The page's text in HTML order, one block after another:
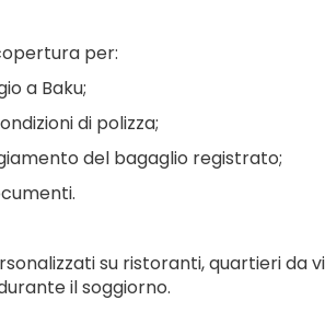
per:
a Baku;
di polizza;
del bagaglio registrato;
su ristoranti, quartieri da
il soggiorno.